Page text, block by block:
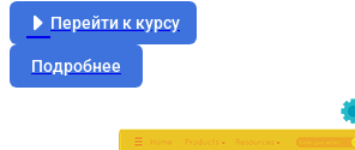
Перейти к курсу
Подробнее